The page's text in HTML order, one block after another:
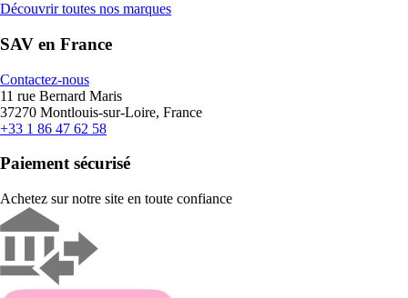
Découvrir toutes nos marques
SAV en France
Contactez-nous
11 rue Bernard Maris
37270 Montlouis-sur-Loire, France
+33 1 86 47 62 58
Paiement sécurisé
Achetez sur notre site en toute confiance